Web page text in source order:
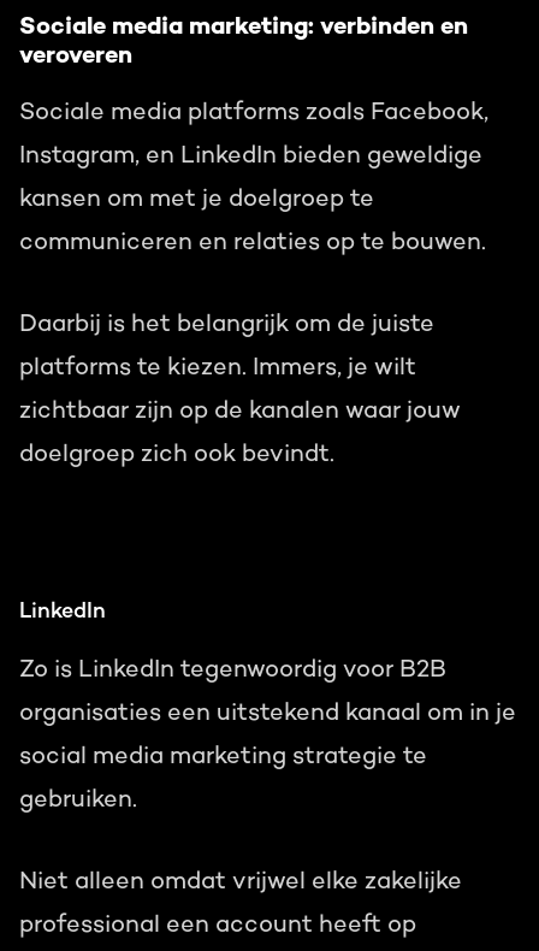
Sociale media marketing: verbinden en
veroveren
Sociale media platforms zoals Facebook,
Instagram, en LinkedIn bieden geweldige
kansen om met je doelgroep te
communiceren en relaties op te bouwen.
Daarbij is het belangrijk om de juiste
platforms te kiezen. Immers, je wilt
zichtbaar zijn op de kanalen waar jouw
doelgroep zich ook bevindt.
LinkedIn
Zo is LinkedIn tegenwoordig voor B2B
organisaties een uitstekend kanaal om in je
social media marketing strategie te
gebruiken.
Niet alleen omdat vrijwel elke zakelijke
professional een account heeft op